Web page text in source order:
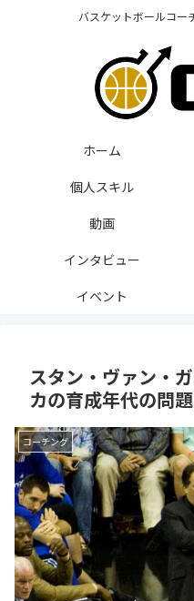
バスケットボールコー
ホーム
個人スキル
動画
インタビュー
イベント
スタン・ヴァン・
カの育成年代の問
コーチング